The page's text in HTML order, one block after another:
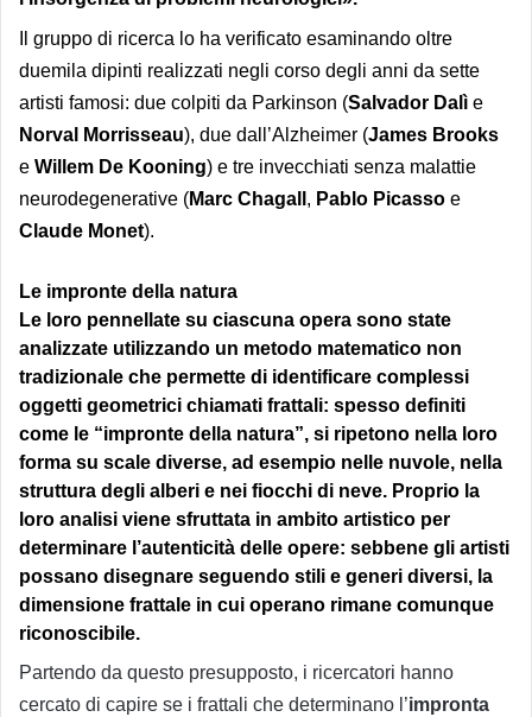
Il gruppo di ricerca lo ha verificato esaminando oltre
duemila dipinti realizzati negli corso degli anni da sette
artisti famosi: due colpiti da Parkinson (Salvador Dalì e
Norval Morrisseau), due dall’Alzheimer (James Brooks
e Willem De Kooning) e tre invecchiati senza malattie
neurodegenerative (Marc Chagall , Pablo Picasso e
Claude Monet).
Le impronte della natura
Le loro pennellate su ciascuna opera sono state
analizzate utilizzando un metodo matematico non
tradizionale che permette di identificare complessi
oggetti geometrici chiamati frattali: spesso definiti
come le “impronte della natura”, si ripetono nella loro
forma su scale diverse, ad esempio nelle nuvole, nella
struttura degli alberi e nei fiocchi di neve. Proprio la
loro analisi viene sfruttata in ambito artistico per
determinare l’autenticità delle opere: sebbene gli artisti
possano disegnare seguendo stili e generi diversi, la
dimensione frattale in cui operano rimane comunque
riconoscibile.
Partendo da questo presupposto, i ricercatori hanno
cercato di capire se i frattali che determinano l’impronta